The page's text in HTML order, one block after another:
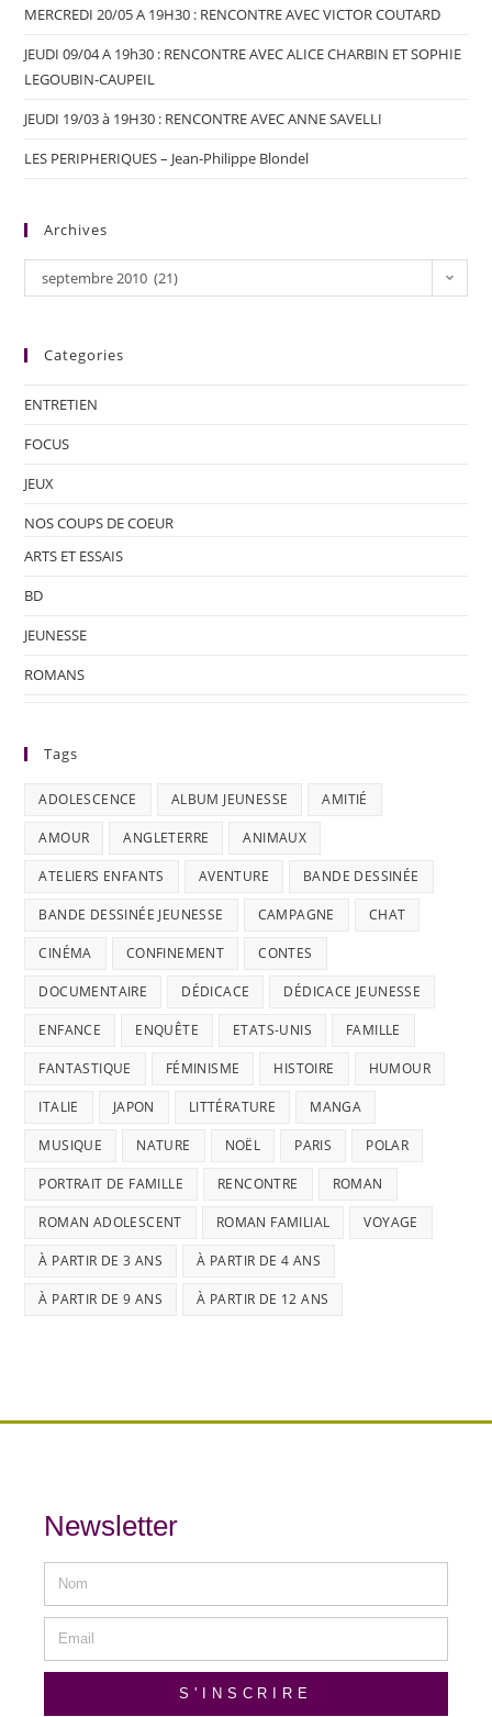
MERCREDI 20/05 A 19H30 : RENCONTRE AVEC VICTOR COUTARD
JEUDI 09/04 A 19h30 : RENCONTRE AVEC ALICE CHARBIN ET SOPHIE
LEGOUBIN-CAUPEIL
JEUDI 19/03 à 19H30 : RENCONTRE AVEC ANNE SAVELLI
LES PERIPHERIQUES – Jean-Philippe Blondel
Archives
septembre 2010 (21)
Categories
ENTRETIEN
FOCUS
JEUX
NOS COUPS DE COEUR
ARTS ET ESSAIS
BD
JEUNESSE
ROMANS
Tags
ADOLESCENCE ALBUM JEUNESSE AMITIÉ
AMOUR ANGLETERRE ANIMAUX
ATELIERS ENFANTS AVENTURE BANDE DESSINÉE
BANDE DESSINÉE JEUNESSE CAMPAGNE CHAT
CINÉMA CONFINEMENT CONTES
DOCUMENTAIRE DÉDICACE DÉDICACE JEUNESSE
ENFANCE ENQUÊTE ETATS-UNIS FAMILLE
FANTASTIQUE FÉMINISME HISTOIRE HUMOUR
ITALIE JAPON LITTÉRATURE MANGA
MUSIQUE NATURE NOËL PARIS POLAR
PORTRAIT DE FAMILLE RENCONTRE ROMAN
ROMAN ADOLESCENT ROMAN FAMILIAL VOYAGE
À PARTIR DE 3 ANS À PARTIR DE 4 ANS
À PARTIR DE 9 ANS À PARTIR DE 12 ANS
Newsletter
S'INSCRIRE